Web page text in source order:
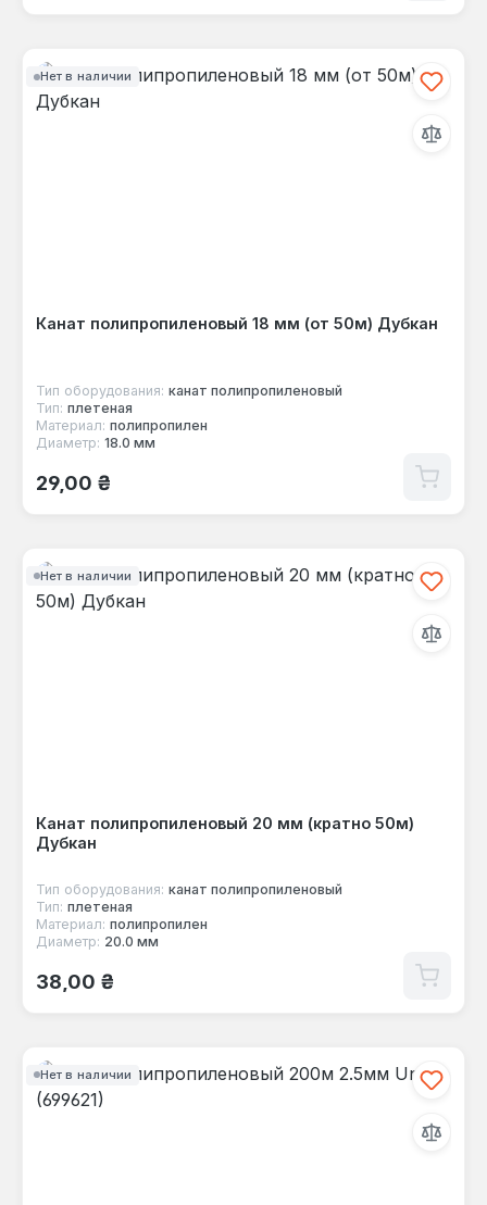
Нет в наличии
Канат полипропиленовый 18 мм (от 50м) Дубкан
Тип оборудования: канат полипропиленовый
Тип: плетеная
Материал: полипропилен
Диаметр: 18.0 мм
Обычная цена:
29,00 ₴
Нет в наличии
Канат полипропиленовый 20 мм (кратно 50м)
Дубкан
Тип оборудования: канат полипропиленовый
Тип: плетеная
Материал: полипропилен
Диаметр: 20.0 мм
Обычная цена:
38,00 ₴
Нет в наличии